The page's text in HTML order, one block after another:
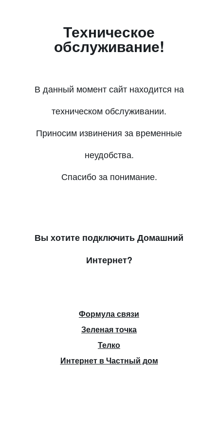
Техническое
обслуживание!
В данный момент сайт находится на
техническом обслуживании.
Приносим извинения за временные
неудобства.
Спасибо за понимание.
Вы хотите подключить Домашний
Интернет?
Формула связи
Зеленая точка
Телко
Интернет в Частный дом